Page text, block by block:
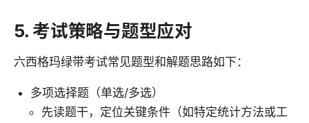
5. 考试策略与题型应对
六西格玛绿带考试常见题型和解题思路如下：
多项选择题（单选/多选）
先读题干，定位关键条件（如特定统计方法或工